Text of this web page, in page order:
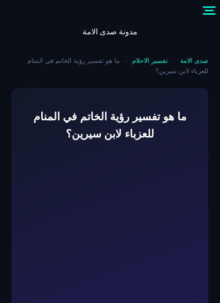
content
مدونة صدى الامة
صدى الامة - تفسير الاحلام -
ما هو تفسير رؤية الخاتم في المنام
للعزباء لابن سيرين؟
ما هو تفسير رؤية الخاتم في المنام
للعزباء لابن سيرين؟